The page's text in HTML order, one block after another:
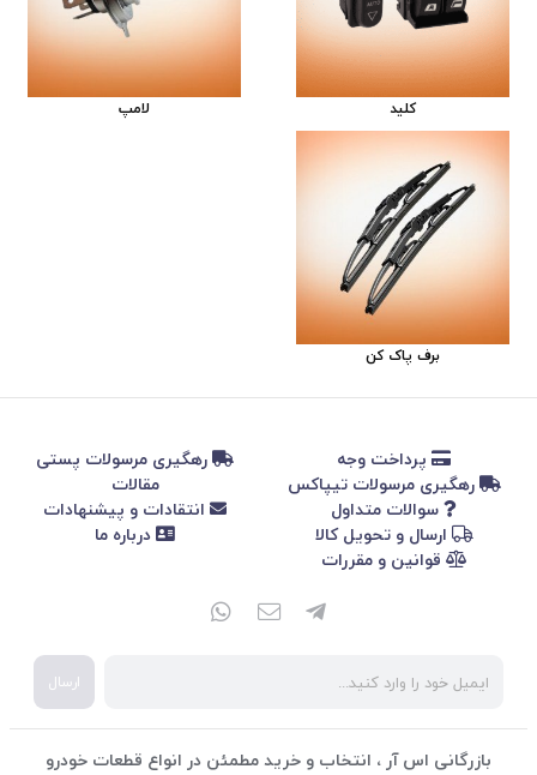
کلید لامپ
برف پاک کن
پرداخت وجه
رهگیری مرسولات پستی
رهگیری مرسولات تیپاکس
مقالات
سوالات متداول
انتقادات و پیشنهادات
ارسال و تحویل کالا
درباره ما
قوانین و مقررات
ارسال
بازرگانی اس آر ، انتخاب و خرید مطمئن در انواع قطعات خودرو